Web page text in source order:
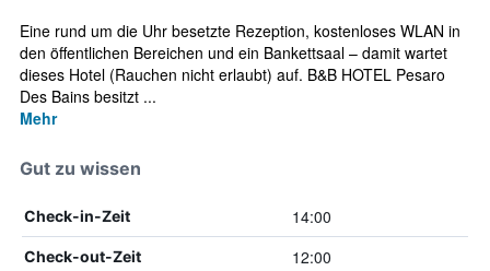
Eine rund um die Uhr besetzte Rezeption, kostenloses WLAN in
den öffentlichen Bereichen und ein Bankettsaal – damit wartet
dieses Hotel (Rauchen nicht erlaubt) auf. B&B HOTEL Pesaro
Des Bains besitzt ...
Mehr
Gut zu wissen
Check-in-Zeit 14:00
Check-out-Zeit 12:00